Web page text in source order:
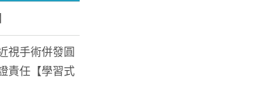
視手術併發圓
責任【學習式